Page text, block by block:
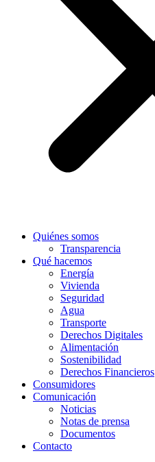
Quiénes somos
Transparencia
Qué hacemos
Energía
Vivienda
Seguridad
Agua
Transporte
Derechos Digitales
Alimentación
Sostenibilidad
Derechos Financieros
Consumidores
Comunicación
Noticias
Notas de prensa
Documentos
Contacto